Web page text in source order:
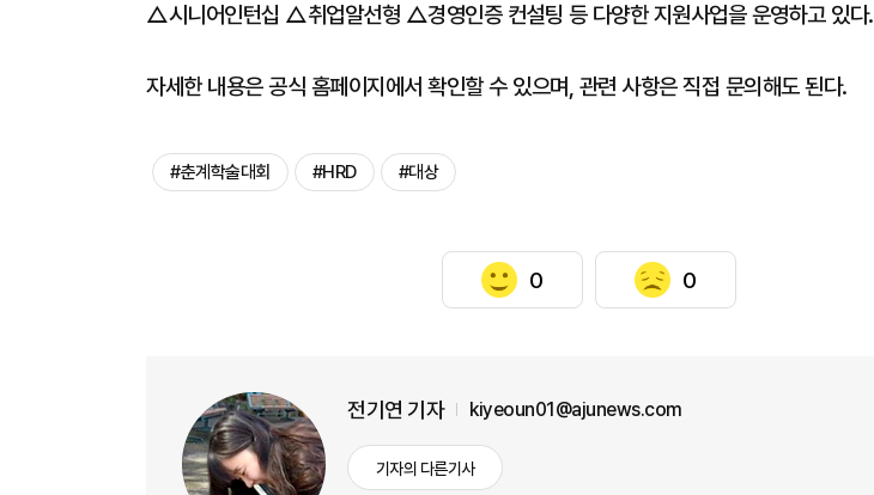
△시니어인턴십 △취업알선형 △경영인증 컨설팅 등 다양한 지원사업을 운영하고 있다.
자세한 내용은 공식 홈페이지에서 확인할 수 있으며, 관련 사항은 직접 문의해도 된다.
#춘계학술대회 #HRD #대상
0 0
전기연 기자 kiyeoun01@ajunews.com
기자의 다른기사